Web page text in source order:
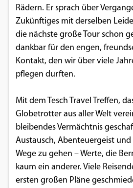
Rädern. Er sprach über
Zukünftiges mit derselben
die nächste große Tour schon
dankbar für den engen,
Kontakt, den wir über viele
pflegen durften.
Mit dem Tesch Travel Treffen,
Globetrotter aus aller Welt
bleibendes Vermächtnis
Austausch, Abenteuergeist
Wege zu gehen – Werte, die
kaum ein anderer. Viele
ersten großen Pläne